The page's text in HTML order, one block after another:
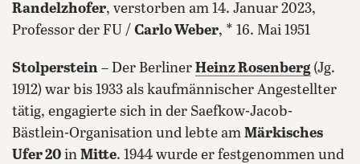
Randelzhofer, verstorben am 14. Januar 2023,
Professor der FU / Carlo Weber, * 16. Mai 1951
Stolperstein – Der Berliner Heinz Rosenberg (Jg.
1912) war bis 1933 als kaufmännischer Angestellter
tätig, engagierte sich in der Saefkow-Jacob-
Bästlein-Organisation und lebte am Märkisches
Ufer 20 in Mitte. 1944 wurde er festgenommen und